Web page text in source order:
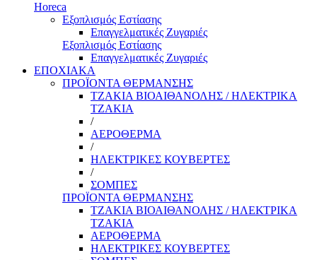
Horeca
Εξοπλισμός Εστίασης
Επαγγελματικές Ζυγαριές
Εξοπλισμός Εστίασης
Επαγγελματικές Ζυγαριές
ΕΠΟΧΙΑΚΑ
ΠΡΟΪΟΝΤΑ ΘΕΡΜΑΝΣΗΣ
ΤΖΑΚΙΑ ΒΙΟΑΙΘΑΝΟΛΗΣ / ΗΛΕΚΤΡΙΚΑ
ΤΖΑΚΙΑ
/
ΑΕΡΟΘΕΡΜΑ
/
ΗΛΕΚΤΡΙΚΕΣ ΚΟΥΒΕΡΤΕΣ
/
ΣΟΜΠΕΣ
ΠΡΟΪΟΝΤΑ ΘΕΡΜΑΝΣΗΣ
ΤΖΑΚΙΑ ΒΙΟΑΙΘΑΝΟΛΗΣ / ΗΛΕΚΤΡΙΚΑ
ΤΖΑΚΙΑ
ΑΕΡΟΘΕΡΜΑ
ΗΛΕΚΤΡΙΚΕΣ ΚΟΥΒΕΡΤΕΣ